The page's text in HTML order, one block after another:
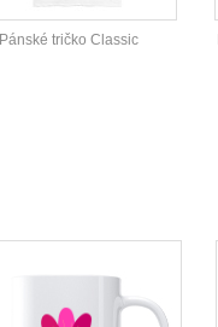
Pánské tričko Classic